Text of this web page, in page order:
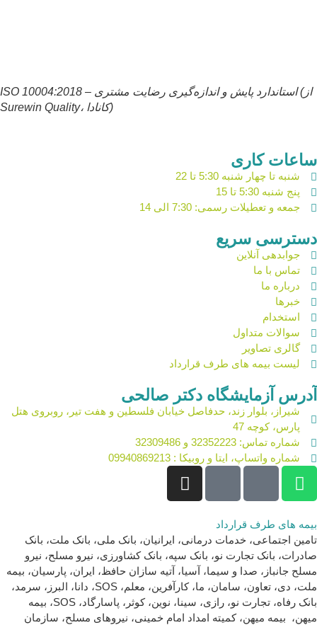
ISO 10004:2018 – استاندارد پایش و اندازه‌گیری رضایت مشتری (از
Surewin Quality، کانادا)
ساعات کاری
شنبه تا چهار شنبه 5:30 تا 22
پنج شنبه 5:30 تا 15
جمعه و تعطیلات رسمی: 7:30 الی 14
دسترسی سریع
جوابدهی آنلاین
تماس با ما
درباره ما
خبرها
استخدام
سوالات متداول
گالری تصاویر
لیست بیمه های طرف قرارداد
آدرس آزمایشگاه دکتر صالحی
شیراز، بلوار زند، حدفاصل خیابان فلسطین و هفت تیر، روبروی هتل
پارس، کوچه 47
شماره تماس: 32352223 و 32309486
شماره واتساپ، ایتا و روبیکا : 09940869213
بیمه های طرف قرارداد
تامین اجتماعی، خدمات درمانی، ایرانیان، بانک ملی، بانک ملت، بانک
صادرات، بانک تجارت نو، بانک سپه، بانک کشاورزی، نیرو مسلح، نیرو
مسلح جانباز، صدا و سیما، آسیا، آتیه سازان حافظ، ایران، پارسیان، بیمه
ملت، دی، تعاون، سامان، ما، کارآفرین، معلم، SOS، دانا، البرز، سرمد،
بانک رفاه، تجارت نو، رازی، سینا، نوین، کوثر، پاسارگاد، SOS، بیمه
میهن، بیمه میهن، کمیته امداد امام خمینی، نیروهای مسلح، سازمان